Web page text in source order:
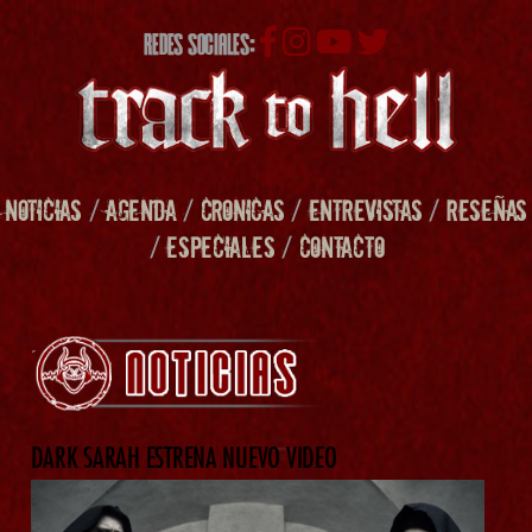
REDES SOCIALES:
NOTICIAS /AGENDA/ CRONICAS/ENTREVISTAS/RESEÑAS
/ESPECIALES/ CONTACTO
DARK SARAH ESTRENA NUEVO VIDEO